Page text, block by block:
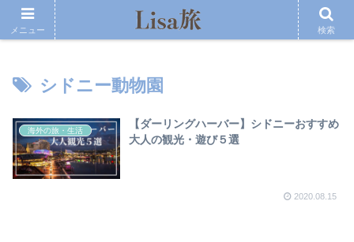
シドニー動物園
海外の旅・生活
【ダーリングハーバー】シドニーおすすめ
大人の観光・遊び５選
2020.08.15
メニュー 検索